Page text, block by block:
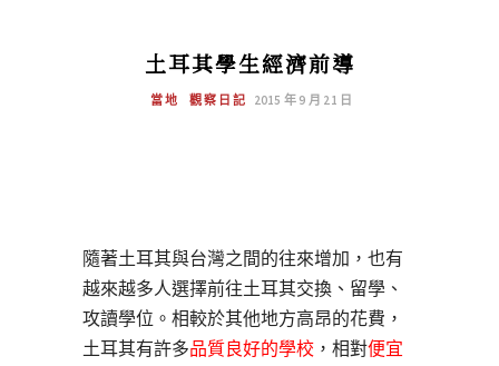
土耳其學生經濟前導
當地 觀察日記 2015 年 9 月 21 日
隨著土耳其與台灣之間的往來增加，也有
越來越多人選擇前往土耳其交換、留學、
攻讀學位。相較於其他地方高昂的花費，
土耳其有許多品質良好的學校 ，相對便宜